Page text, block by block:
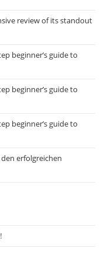
review of its standout
beginner’s guide to
beginner’s guide to
beginner’s guide to
erfolgreichen